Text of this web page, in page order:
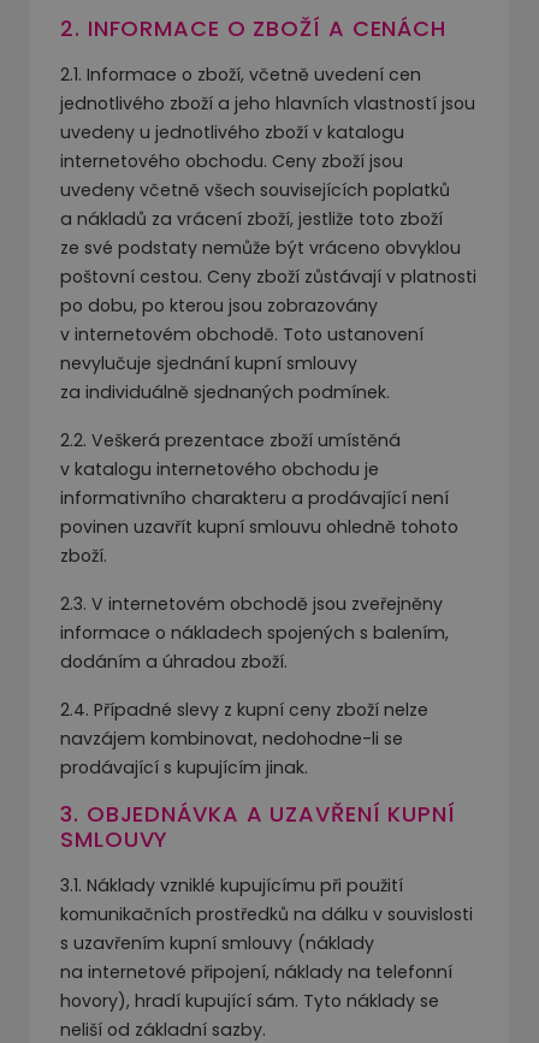
2. INFORMACE O ZBOŽÍ A CENÁCH
2.1. Informace o zboží, včetně uvedení cen
jednotlivého zboží a jeho hlavních vlastností jsou
uvedeny u jednotlivého zboží v katalogu
internetového obchodu. Ceny zboží jsou
uvedeny včetně všech souvisejících poplatků
a nákladů za vrácení zboží, jestliže toto zboží
ze své podstaty nemůže být vráceno obvyklou
poštovní cestou. Ceny zboží zůstávají v platnosti
po dobu, po kterou jsou zobrazovány
v internetovém obchodě. Toto ustanovení
nevylučuje sjednání kupní smlouvy
za individuálně sjednaných podmínek.
2.2. Veškerá prezentace zboží umístěná
v katalogu internetového obchodu je
informativního charakteru a prodávající není
povinen uzavřít kupní smlouvu ohledně tohoto
zboží.
2.3. V internetovém obchodě jsou zveřejněny
informace o nákladech spojených s balením,
dodáním a úhradou zboží.
2.4. Případné slevy z kupní ceny zboží nelze
navzájem kombinovat, nedohodne-li se
prodávající s kupujícím jinak.
3. OBJEDNÁVKA A UZAVŘENÍ KUPNÍ
SMLOUVY
3.1. Náklady vzniklé kupujícímu při použití
komunikačních prostředků na dálku v souvislosti
s uzavřením kupní smlouvy (náklady
na internetové připojení, náklady na telefonní
hovory), hradí kupující sám. Tyto náklady se
neliší od základní sazby.